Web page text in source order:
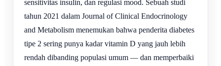
sensitivitas insulin, dan regulasi mood. Sebuah studi
tahun 2021 dalam Journal of Clinical Endocrinology
and Metabolism menemukan bahwa penderita diabetes
tipe 2 sering punya kadar vitamin D yang jauh lebih
rendah dibanding populasi umum — dan memperbaiki